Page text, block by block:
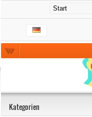
Kategorien